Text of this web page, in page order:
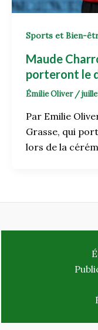
Sports et Bien-
Maude
porteront le
Émilie Oliver /
Par Emilie
Grasse, qui
lors de la